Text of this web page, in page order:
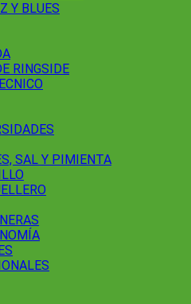
Y BLUES
RINGSIDE
SAL Y PIMIENTA